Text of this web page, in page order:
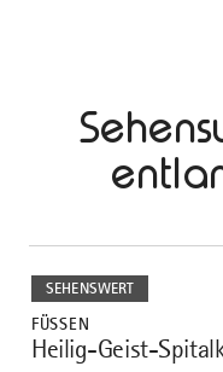
SEHENSWERT
FÜSSEN
1
Heilig-Geist-
dazu